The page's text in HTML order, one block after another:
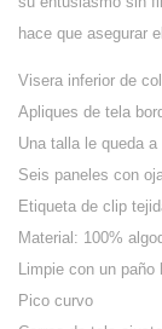
hace que asegurar
Visera inferior de
Apliques de tela
Una talla le queda
Seis paneles con
Etiqueta de clip
Material: 100%
Limpie con un paño
Pico curvo